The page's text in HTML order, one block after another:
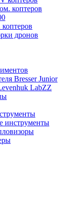
коптеров
дронов
Bresser Junior
LabZZ
инструменты